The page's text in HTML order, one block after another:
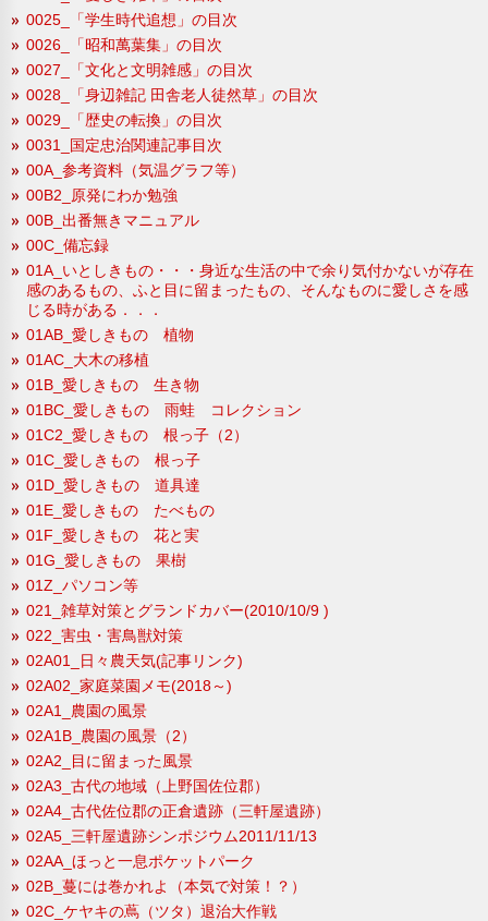
0025_「学生時代追想」の目次
0026_「昭和萬葉集」の目次
0027_「文化と文明雑感」の目次
0028_「身辺雑記 田舎老人徒然草」の目次
0029_「歴史の転換」の目次
0031_国定忠治関連記事目次
00A_参考資料（気温グラフ等）
00B2_原発にわか勉強
00B_出番無きマニュアル
00C_備忘録
01A_いとしきもの・・・身近な生活の中で余り気付かないが存在
感のあるもの、ふと目に留まったもの、そんなものに愛しさを感
じる時がある．．．
01AB_愛しきもの 植物
01AC_大木の移植
01B_愛しきもの 生き物
01BC_愛しきもの 雨蛙 コレクション
01C2_愛しきもの 根っ子（2）
01C_愛しきもの 根っ子
01D_愛しきもの 道具達
01E_愛しきもの たべもの
01F_愛しきもの 花と実
01G_愛しきもの 果樹
01Z_パソコン等
021_雑草対策とグランドカバー(2010/10/9 )
022_害虫・害鳥獣対策
02A01_日々農天気(記事リンク)
02A02_家庭菜園メモ(2018～)
02A1_農園の風景
02A1B_農園の風景（2）
02A2_目に留まった風景
02A3_古代の地域（上野国佐位郡）
02A4_古代佐位郡の正倉遺跡（三軒屋遺跡）
02A5_三軒屋遺跡シンポジウム2011/11/13
02AA_ほっと一息ポケットパーク
02B_蔓には巻かれよ（本気で対策！？）
02C_ケヤキの蔦（ツタ）退治大作戦